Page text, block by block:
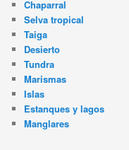
Chaparral
Selva tropical
Taiga
Desierto
Tundra
Marismas
Islas
Estanques y lagos
Manglares